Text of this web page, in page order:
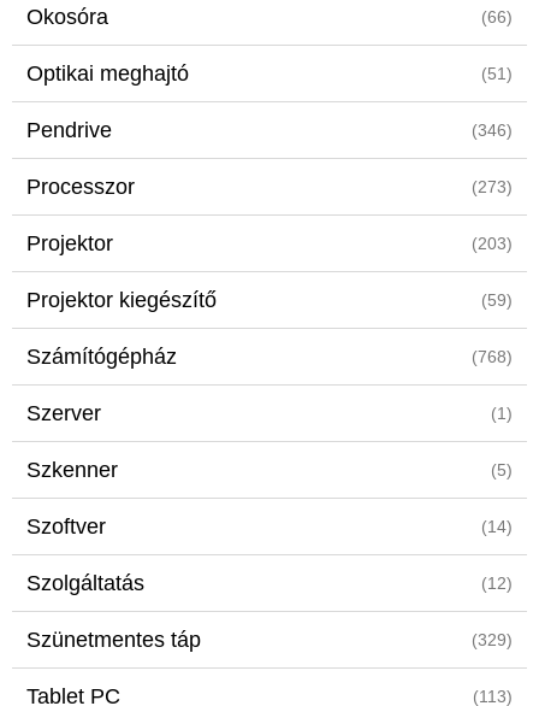
Okosóra (66)
Optikai meghajtó (51)
Pendrive (346)
Processzor (273)
Projektor (203)
Projektor kiegészítő (59)
Számítógépház (768)
Szerver (1)
Szkenner (5)
Szoftver (14)
Szolgáltatás (12)
Szünetmentes táp (329)
Tablet PC (113)